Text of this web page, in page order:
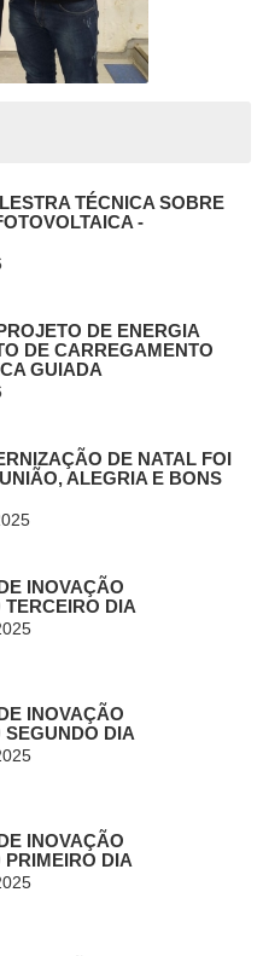
TÉCNICA SOBRE
-
DE ENERGIA
DE CARREGAMENTO
GUIADA
DE NATAL FOI
ALEGRIA E BONS
INOVAÇÃO
DIA
INOVAÇÃO
DIA
INOVAÇÃO
DIA